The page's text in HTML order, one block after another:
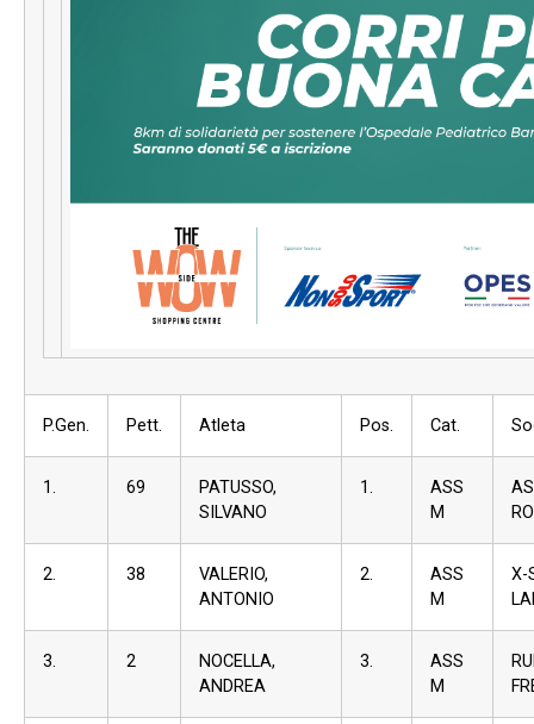
P.Gen. Pett. Atleta Pos. Cat.
1. 69
PATUSSO,
SILVANO
1.
ASS
M
2. 38
VALERIO,
ANTONIO
2.
ASS
M
X-
3. 2
NOCELLA,
ANDREA
3.
ASS
M